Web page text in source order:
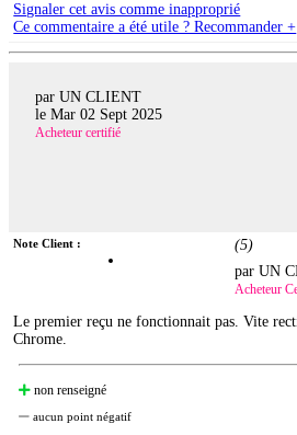
Signaler cet avis comme inapproprié
Ce commentaire a été utile ? Recommander +
par UN CLIENT
le Mar 02 Sept 2025
Acheteur certifié
Note Client : (5)
par UN
Acheteur
Le premier reçu ne fonctionnait pas. Vite
Chrome.
non renseigné
aucun point négatif